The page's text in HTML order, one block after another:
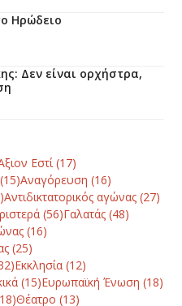
Ηρώδειο
Δεν είναι ορχήστρα,
Εστί(17)
(15)Αναγόρευση (16)
Αντιδικτατορικός αγώνας (27)
(56)Γαλατάς (48)
(16)
(25)
Εκκλησία (12)
(15)Ευρωπαϊκή Ένωση (18)
Θέατρο (13)